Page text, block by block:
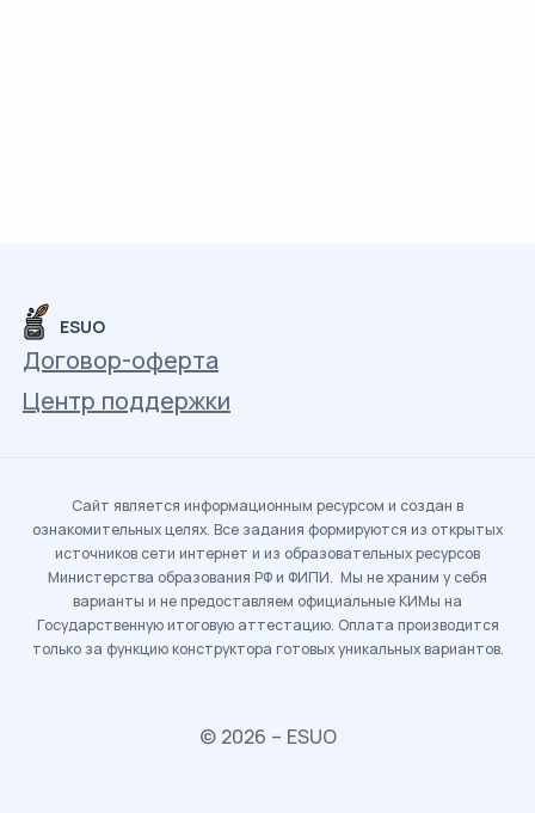
ESUO
Договор-оферта
Центр поддержки
Сайт является информационным ресурсом и создан в
ознакомительных целях. Все задания формируются из открытых
источников сети интернет и из образовательных ресурсов
Министерства образования РФ и ФИПИ. Мы не храним у себя
варианты и не предоставляем официальные КИМы на
Государственную итоговую аттестацию. Оплата производится
только за функцию конструктора готовых уникальных вариантов.
© 2026 – ESUO